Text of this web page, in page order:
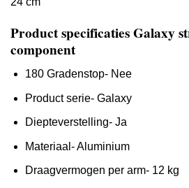
Product specificaties Galaxy
component
180 Gradenstop- Nee
Product serie- Galaxy
Diepteverstelling- Ja
Materiaal- Aluminium
Draagvermogen per arm- 12 kg